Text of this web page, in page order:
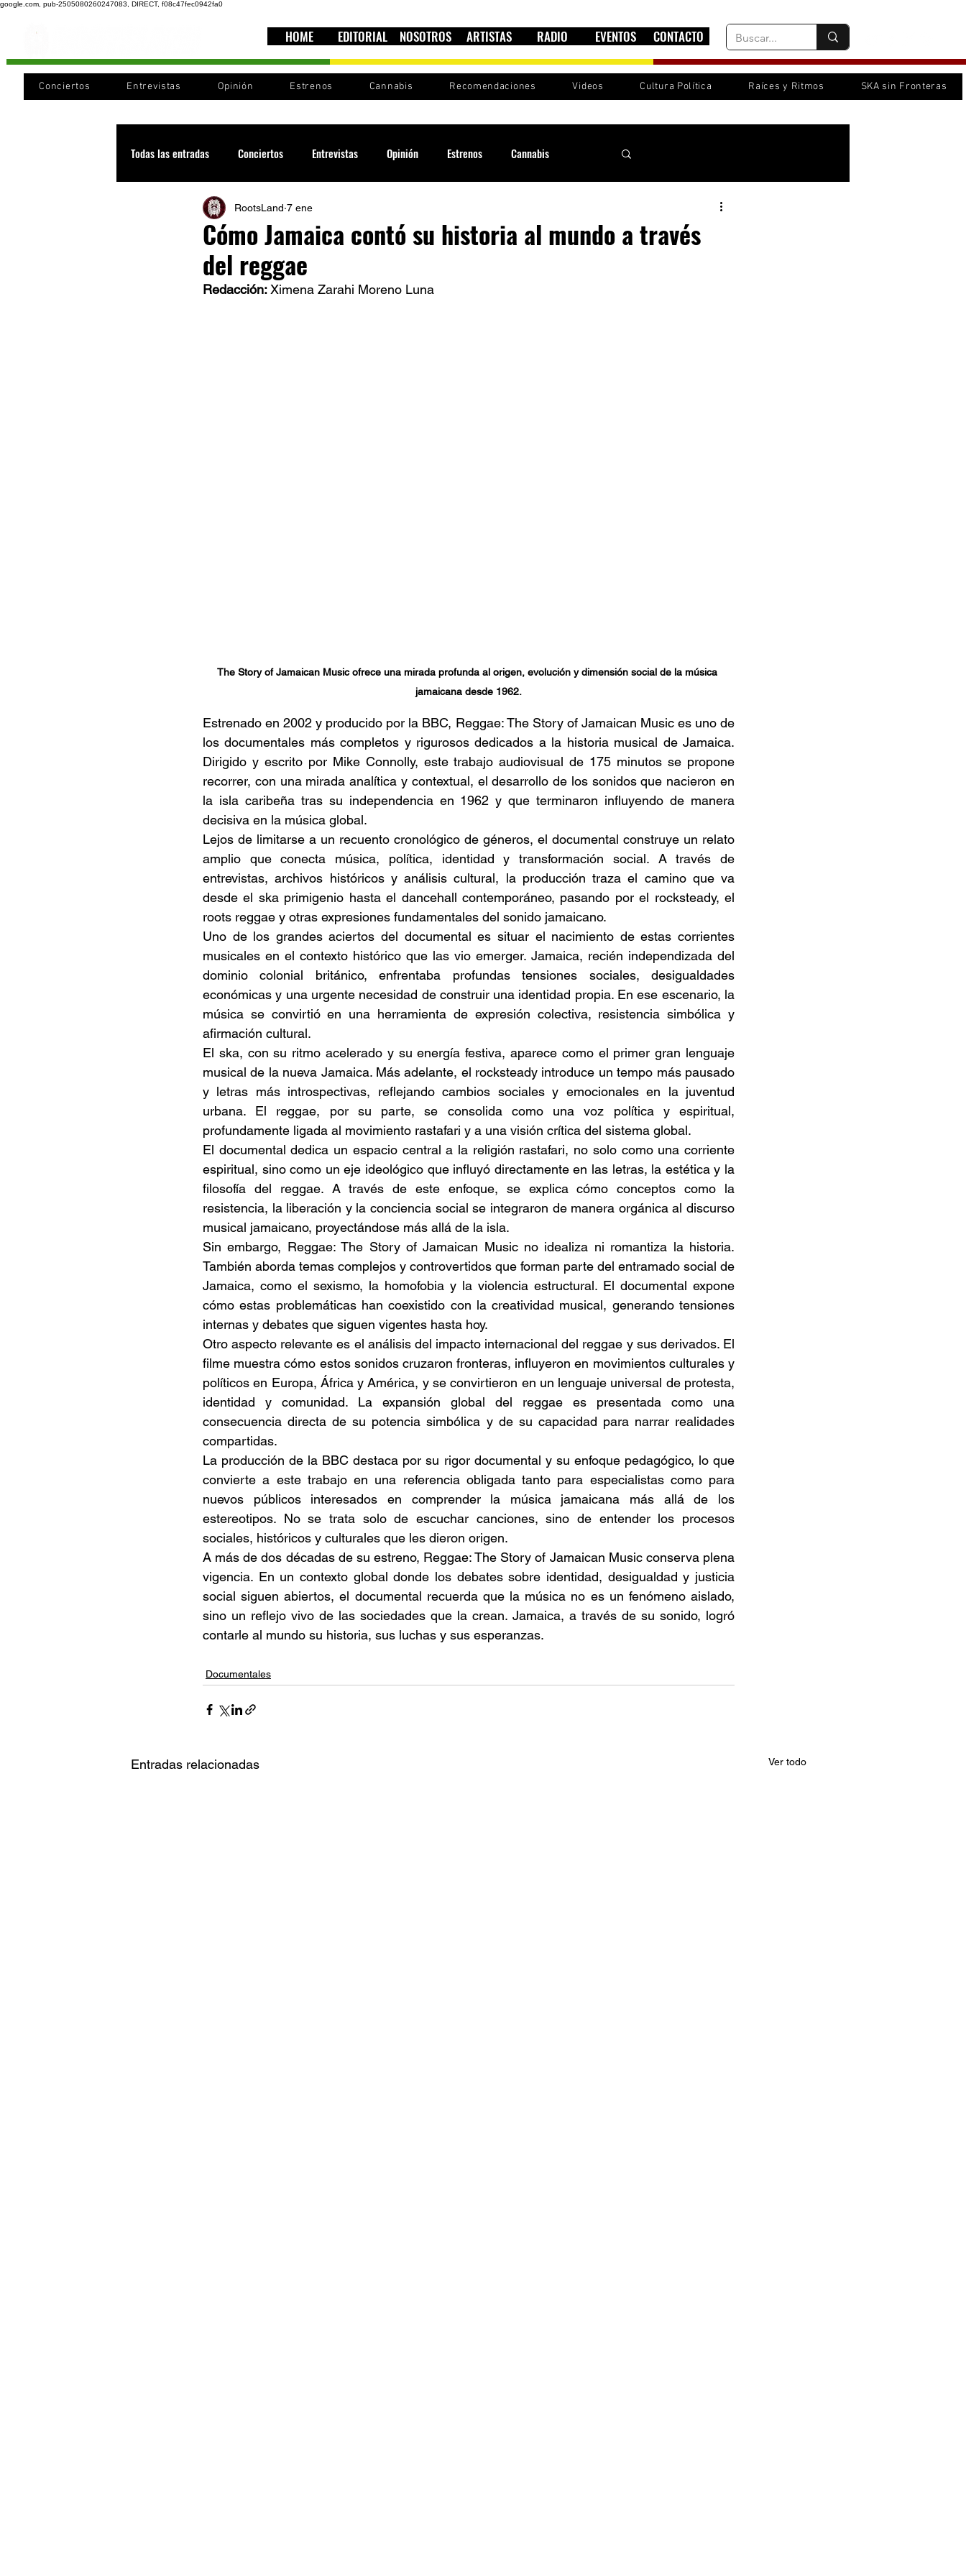
google.com, pub-2505080260247083, DIRECT, f08c47fec0942fa0
HOME EDITORIAL NOSOTROS ARTISTAS RADIO EVENTOS CONTACTO
Conciertos Entrevistas Opinión Estrenos Cannabis Recomendaciones Videos Cultura Política Raíces y Ritmos SKA sin Fronteras
Todas las entradas Conciertos Entrevistas Opinión Estrenos Cannabis
Recomendaciones Videos
Cultura Cobertura
Cómo Jamaica contó su historia al mundo a través
del reggae
RootsLand 7 ene
Redacción: Ximena Zarahi Moreno Luna
The Story of Jamaican Music ofrece una mirada profunda al origen, evolución y dimensión social de la música
jamaicana desde 1962.
Estrenado en 2002 y producido por la BBC, Reggae: The Story of Jamaican Music es uno de
los documentales más completos y rigurosos dedicados a la historia musical de Jamaica.
Dirigido y escrito por Mike Connolly, este trabajo audiovisual de 175 minutos se propone
recorrer, con una mirada analítica y contextual, el desarrollo de los sonidos que nacieron en
la isla caribeña tras su independencia en 1962 y que terminaron influyendo de manera
decisiva en la música global.
Lejos de limitarse a un recuento cronológico de géneros, el documental construye un relato
amplio que conecta música, política, identidad y transformación social. A través de
entrevistas, archivos históricos y análisis cultural, la producción traza el camino que va
desde el ska primigenio hasta el dancehall contemporáneo, pasando por el rocksteady, el
roots reggae y otras expresiones fundamentales del sonido jamaicano.
Uno de los grandes aciertos del documental es situar el nacimiento de estas corrientes
musicales en el contexto histórico que las vio emerger. Jamaica, recién independizada del
dominio colonial británico, enfrentaba profundas tensiones sociales, desigualdades
económicas y una urgente necesidad de construir una identidad propia. En ese escenario, la
música se convirtió en una herramienta de expresión colectiva, resistencia simbólica y
afirmación cultural.
El ska, con su ritmo acelerado y su energía festiva, aparece como el primer gran lenguaje
musical de la nueva Jamaica. Más adelante, el rocksteady introduce un tempo más pausado
y letras más introspectivas, reflejando cambios sociales y emocionales en la juventud
urbana. El reggae, por su parte, se consolida como una voz política y espiritual,
profundamente ligada al movimiento rastafari y a una visión crítica del sistema global.
El documental dedica un espacio central a la religión rastafari, no solo como una corriente
espiritual, sino como un eje ideológico que influyó directamente en las letras, la estética y la
filosofía del reggae. A través de este enfoque, se explica cómo conceptos como la
resistencia, la liberación y la conciencia social se integraron de manera orgánica al discurso
musical jamaicano, proyectándose más allá de la isla.
Sin embargo, Reggae: The Story of Jamaican Music no idealiza ni romantiza la historia.
También aborda temas complejos y controvertidos que forman parte del entramado social de
Jamaica, como el sexismo, la homofobia y la violencia estructural. El documental expone
cómo estas problemáticas han coexistido con la creatividad musical, generando tensiones
internas y debates que siguen vigentes hasta hoy.
Otro aspecto relevante es el análisis del impacto internacional del reggae y sus derivados. El
filme muestra cómo estos sonidos cruzaron fronteras, influyeron en movimientos culturales y
políticos en Europa, África y América, y se convirtieron en un lenguaje universal de protesta,
identidad y comunidad. La expansión global del reggae es presentada como una
consecuencia directa de su potencia simbólica y de su capacidad para narrar realidades
compartidas.
La producción de la BBC destaca por su rigor documental y su enfoque pedagógico, lo que
convierte a este trabajo en una referencia obligada tanto para especialistas como para
nuevos públicos interesados en comprender la música jamaicana más allá de los
estereotipos. No se trata solo de escuchar canciones, sino de entender los procesos
sociales, históricos y culturales que les dieron origen.
A más de dos décadas de su estreno, Reggae: The Story of Jamaican Music conserva plena
vigencia. En un contexto global donde los debates sobre identidad, desigualdad y justicia
social siguen abiertos, el documental recuerda que la música no es un fenómeno aislado,
sino un reflejo vivo de las sociedades que la crean. Jamaica, a través de su sonido, logró
contarle al mundo su historia, sus luchas y sus esperanzas.
Documentales
Entradas relacionadas Ver todo